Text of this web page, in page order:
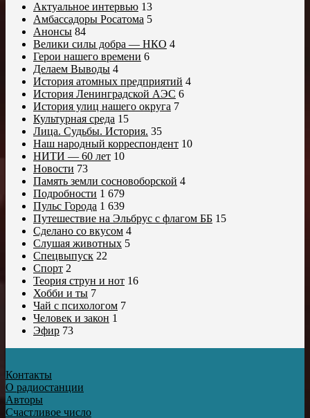
Актуальное интервью 13
Амбассадоры Росатома 5
Анонсы 84
Велики силы добра — НКО 4
Герои нашего времени 6
Делаем Выводы 4
История атомных предприятий 4
История Ленинградской АЭС 6
История улиц нашего округа 7
Культурная среда 15
Лица. Судьбы. История. 35
Наш народный корреспондент 10
НИТИ — 60 лет 10
Новости 73
Память земли сосновоборской 4
Подробности 1 679
Пульс Города 1 639
Путешествие на Эльбрус с флагом ББ 15
Сделано со вкусом 4
Слушая животных 5
Спецвыпуск 22
Спорт 2
Теория струн и нот 16
Хобби и ты 7
Чай с психологом 7
Человек и закон 1
Эфир 73
Контакты
О радиостанции
Авторы
Счастливое число